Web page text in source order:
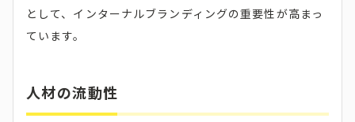
として、インターナルブランディングの重要性が高まっ
ています。
人材の流動性